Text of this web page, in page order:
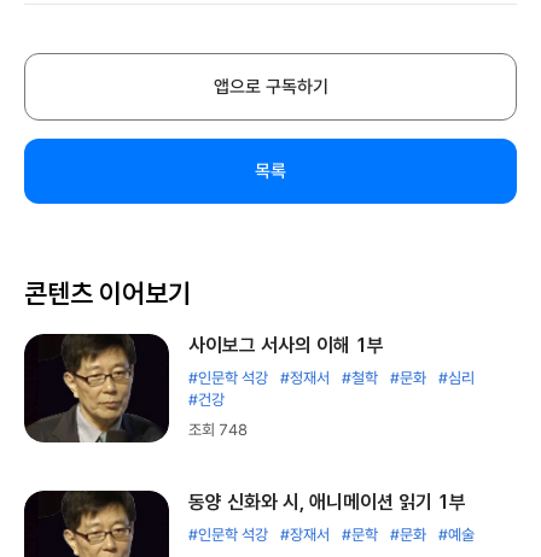
앱으로 구독하기
목록
콘텐츠 이어보기
사이보그 서사의 이해 1부
#인문학 석강 #정재서 #철학 #문화
#심리
#건강
조회 748
동양 신화와 시, 애니메이션 읽기 1부
#인문학 석강 #장재서 #문학 #문화
#예술